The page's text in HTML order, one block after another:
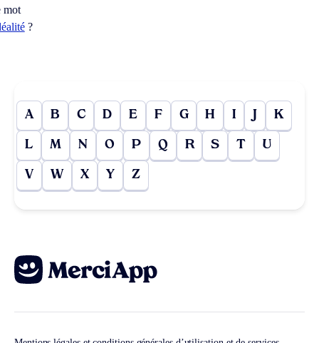
mot
?
A B C D E F G H I J K
L M N O P Q R S T U
V W X Y Z